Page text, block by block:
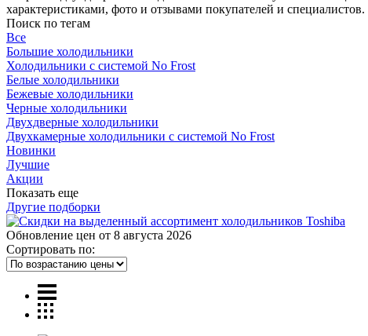
характеристиками, фото и отзывами покупателей и
Поиск по тегам
Все
Большие холодильники
Холодильники с системой No Frost
Белые холодильники
Бежевые холодильники
Черные холодильники
Двухдверные холодильники
Двухкамерные холодильники с системой No Frost
Новинки
Лучшие
Акции
Показать еще
Другие подборки
Обновление цен от 8 августа 2026
Сортировать по: